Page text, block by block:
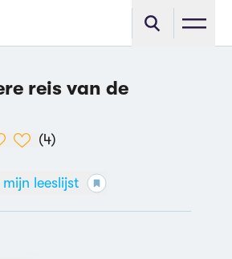
reis van de
(4)
leeslijst